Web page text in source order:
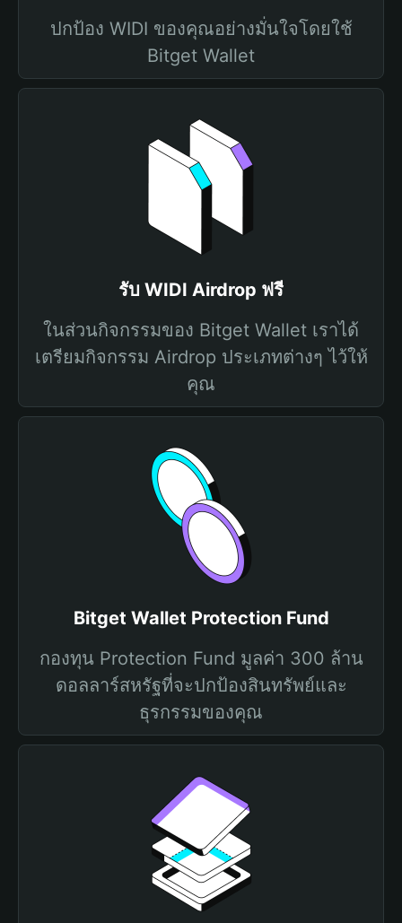
ปกป้อง WIDI ของคุณอย่างมั่นใจโดยใช้
Bitget Wallet
รับ WIDI Airdrop ฟรี
ในส่วนกิจกรรมของ Bitget Wallet เราได้
เตรียมกิจกรรม Airdrop ประเภทต่างๆ ไว้ให้
คุณ
Bitget Wallet Protection Fund
กองทุน Protection Fund มูลค่า 300 ล้าน
ดอลลาร์สหรัฐที่จะปกป้องสินทรัพย์และ
ธุรกรรมของคุณ